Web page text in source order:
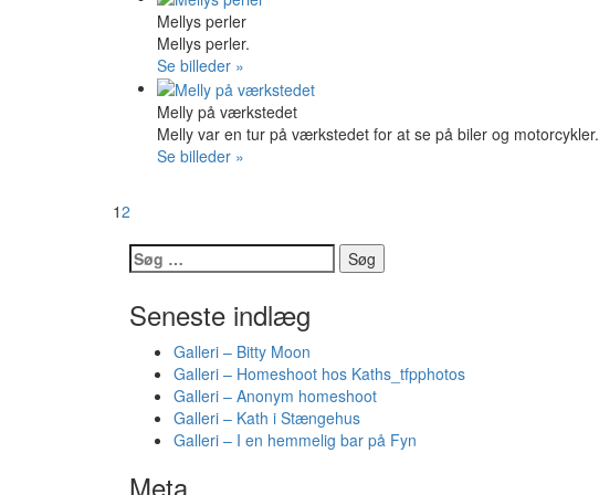
Mellys perler
Mellys perler.
Se billeder »
Melly på værkstedet
Melly var en tur på værkstedet for at se på biler og motorcykler.
Se billeder »
12
Søg
efter:
Seneste indlæg
Galleri – Bitty Moon
Galleri – Homeshoot hos Kaths_tfpphotos
Galleri – Anonym homeshoot
Galleri – Kath i Stængehus
Galleri – I en hemmelig bar på Fyn
Meta